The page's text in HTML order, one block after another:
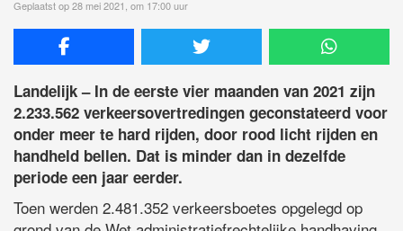
Geplaatst op 28 mei 2021, om 17:00 uur
Landelijk – In de eerste vier maanden van 2021 zijn
2.233.562 verkeersovertredingen geconstateerd voor
onder meer te hard rijden, door rood licht rijden en
handheld bellen. Dat is minder dan in dezelfde
periode een jaar eerder.
Toen werden 2.481.352 verkeersboetes opgelegd op